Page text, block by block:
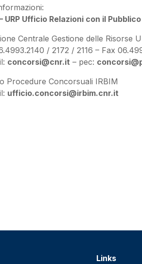
URP Ufficio Relazioni con il Pubblico
Centrale Gestione delle Risorse
/ 2172 / 2116 – Fax
concorsi@cnr.it – pec:
Procedure Concorsuali IRBIM
ufficio.concorsi@irbim.cnr.it
Links